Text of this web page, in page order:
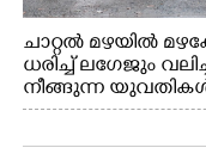
ചാറ്റൽ മഴയിൽ
ധരിച്ച് ലഗേജും
നീങ്ങുന്ന
എറണാകുളം